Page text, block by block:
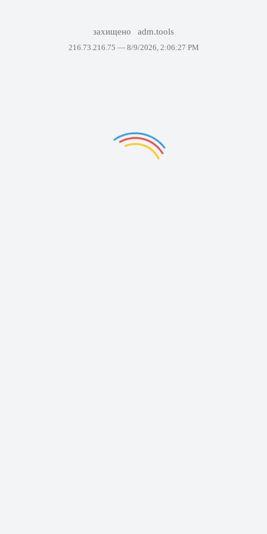
захищено adm.tools
216.73.216.75 — 8/9/2026, 2:06:27 PM